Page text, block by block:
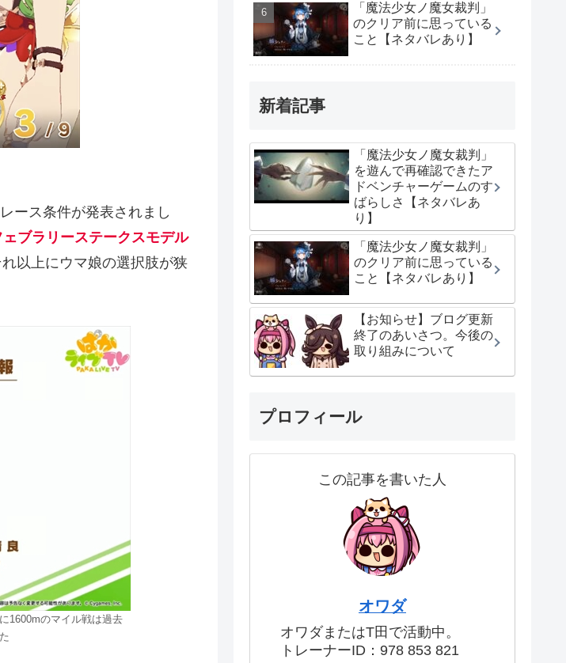
ース条件が発表されまし
ブラリーステークスモデル
以上にウマ娘の選択肢が狭
1600mのマイル戦は過去
「魔法少女ノ魔女裁判」
のクリア前に思っている
こと【ネタバレあり】
新着記事
「魔法少女ノ魔女裁判」
を遊んで再確認できたア
ドベンチャーゲームのす
ばらしさ【ネタバレあ
り】
「魔法少女ノ魔女裁判」
のクリア前に思っている
こと【ネタバレあり】
【お知らせ】ブログ更新
終了のあいさつ。今後の
取り組みについて
プロフィール
この記事を書いた人
オワダ
オワダまたはT田で活動中。
トレーナーID：978 853 821